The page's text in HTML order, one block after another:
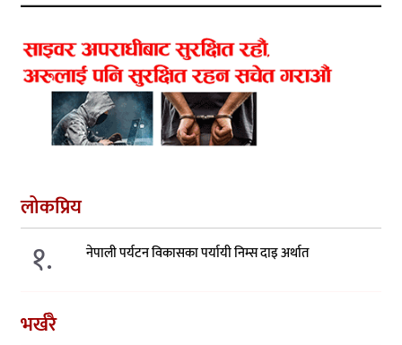
लोकप्रिय
१. नेपाली पर्यटन विकासका पर्यायी निम्स दाइ अर्थात
भर्खरै